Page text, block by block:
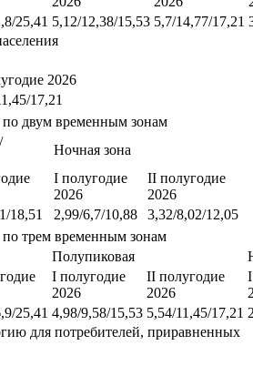
25,41 5,12/12,38/15,53 5,7/14,77/17,21
2026
17,21
двум временным зонам
Ночная зона
I полугодие
2026
II полугодие
2026
18,51 2,99/6,7/10,88
3,32/8,02/12,05
трем временным зонам
Полупиковая
I полугодие
2026
II полугодие
2026
25,41 4,98/9,58/15,53 5,54/11,45/17,21
для потребителей, приравненных